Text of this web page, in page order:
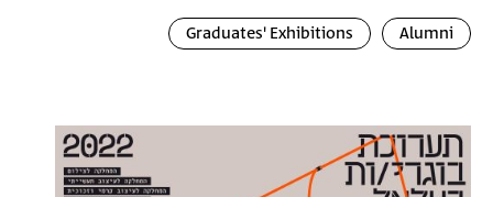
Alumni
Graduates' Exhibitions